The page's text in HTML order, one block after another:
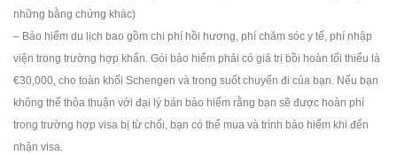
những bằng chứng khác)
– Bảo hiểm du lịch bao gồm chi phí hồi hương, phí chăm sóc y tế, phí nhập
viện trong trường hợp khẩn. Gói bảo hiểm phải có giá trị bồi hoàn tối thiểu là
€30,000, cho toàn khối Schengen và trong suốt chuyến đi của bạn. Nếu bạn
không thể thỏa thuận với đại lý bán bảo hiểm rằng bạn sẽ được hoàn phí
trong trường hợp visa bị từ chối, bạn có thể mua và trình bảo hiểm khi đến
nhận visa.